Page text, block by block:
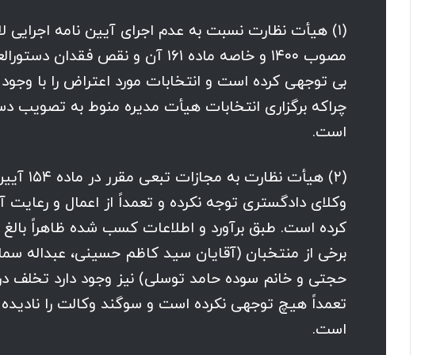
(۱) هیأت نظارت نسبت به عدم اجرای آیین نامه اجرایی
مصوب ۱۴۰۰ و خاصه ماده ۱۶۱ آن و
بی توجهی کرده است و انتخابات مورد اعتراض را با
چراکه برگزاری انتخابات هیأت مدیره منوط به تصویب
است.
(۲)
وکلای دادگستری توجه نکرده و تعمداً از اعمال و
برخی از منتخبان (آقایان سید کاظم حسینی، عبداله
تعمداً هیچ توجهی نکرده است و سوگند وکالت را نادیده
است.